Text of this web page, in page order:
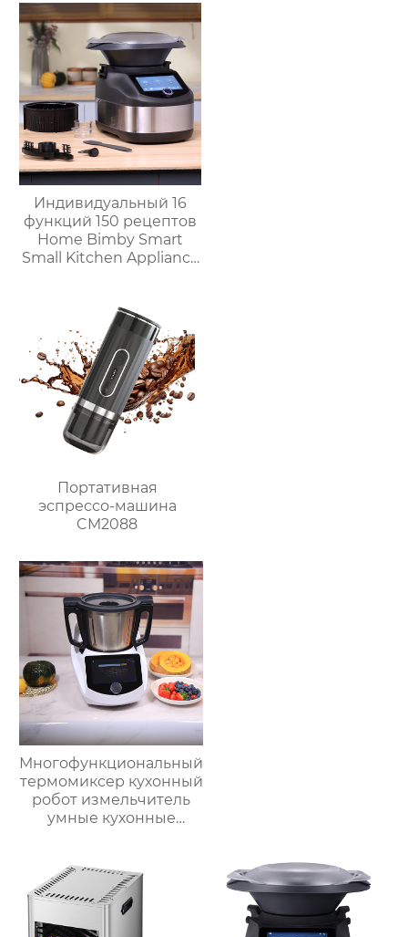
3.5л robot cucina tm 6
новый термомиксер t6
Индивидуальный 16
функций 150 рецептов
Home Bimby Smart
Small Kitchen Appliance
кухонный комбайн
Термопроцессор
Портативная
эспрессо-машина
CM2088
Многофункциональный
термомиксер кухонный
робот измельчитель
умные кухонные
для продажи с
мясорубкой и Wi-Fi